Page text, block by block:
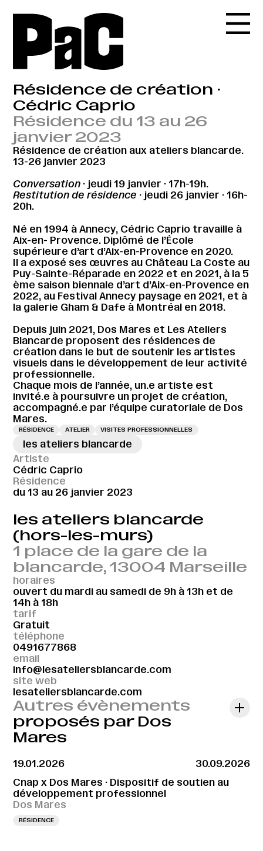
Résidence de création ·
Cédric Caprio
Résidence du 13 au 26
janvier 2023
Résidence de création aux ateliers blancarde.
13-26 janvier 2023
Conversation · jeudi 19 janvier · 17h-19h.
Restitution de résidence · jeudi 26 janvier · 16h-
20h.
Né en 1994 à Annecy, Cédric Caprio travaille à
Aix-en- Provence. Diplômé de l’École
supérieure d’art d’Aix-en-Provence en 2020.
Il a exposé ses œuvres au Château La Coste au
Puy-Sainte-Réparade en 2022 et en 2021, à la 5
ème saison biennale d’art d’Aix-en-Provence en
2022, au Festival Annecy paysage en 2021, et à
la galerie Gham & Dafe à Montréal en 2018.
Depuis juin 2021, Dos Mares et Les Ateliers
Blancarde proposent des résidences de
création dans le but de soutenir les artistes
visuels dans le développement de leur activité
professionnelle.
Chaque mois de l’année, un.e artiste est
invité.e à poursuivre un projet de création,
accompagné.e par l’équipe curatoriale de Dos
Mares.
RÉSIDENCE ATELIER VISITES PROFESSIONNELLES
les ateliers blancarde
Artiste
Cédric Caprio
Résidence
du 13 au 26 janvier 2023
les ateliers blancarde
(hors-les-murs)
1 place de la gare de la
blancarde, 13004 Marseille
horaires
ouvert du mardi au samedi de 9h à 13h et de
14h à 18h
tarif
Gratuit
téléphone
0491677868
email
info@lesateliersblancarde.com
site web
lesateliersblancarde.com
Autres évènements
proposés par Dos
Mares
19.01.2026
30.09.2026
Cnap x Dos Mares · Dispositif de soutien au
développement professionnel
Dos Mares
RÉSIDENCE